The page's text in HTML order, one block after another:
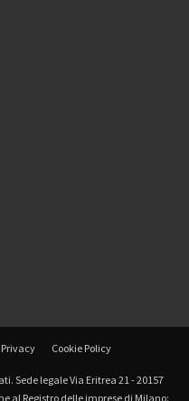
Privacy Cookie Policy
Sede legale Via Eritrea 21 - 20157
al Registro delle imprese di Milano: